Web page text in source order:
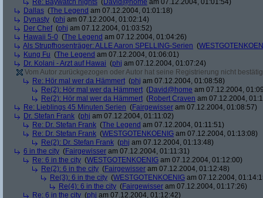
Re: Baywatch nights (David@home am 07.12.2004, 01:01:54)
Dallas (The Legend am 07.12.2004, 01:01:18)
Dynasty (phj am 07.12.2004, 01:02:14)
Der Chef(phj am 07.12.2004, 01:03:52)
Hawaii 5-0 (The Legend am 07.12.2004, 01:04:26)
Als Strupfhosenträger: ALLE Aaron SPELLING-Serien (
Kung Fu (The Legend am 07.12.2004, 01:06:01)
Dr. Kolani - Arzt auf Hawai (phj am 07.12.2004, 01:07:24)
Vom Autor zurückgezogen oder Autor hat seine Registrierung nicht
Re: Hör mal wer da Hämmert (phj am 07.12.2004, 01:08:58)
Re(2): Hör mal wer da Hämmert (David@home am 07.12.2004,
Re(2): Hör mal wer da Hämmert (Robert Craven am 07.12.2004,
Re: Lieblings 45 Minuten Serien (Fairgewisser am 07.12.2004, 01:08:57)
Dr. Stefan Frank (phj am 07.12.2004, 01:11:02)
Re: Dr. Stefan Frank (The Legend am 07.12.2004, 01:11:51)
Re: Dr. Stefan Frank (WESTGOTENKOENIG am 07.12.2004, 01:13:08)
Re(2): Dr. Stefan Frank (phj am 07.12.2004, 01:13:48)
6 in the city (Fairgewisser am 07.12.2004, 01:11:31)
Re: 6 in the city (WESTGOTENKOENIG am 07.12.2004, 01:12:00)
Re(2): 6 in the city (Fairgewisser am 07.12.2004, 01:12:48)
Re(3): 6 in the city (WESTGOTENKOENIG am 07.12.2004,
Re(4): 6 in the city (Fairgewisser am 07.12.2004, 01:17:26)
Re: 6 in the city (phj am 07.12.2004, 01:12:42)